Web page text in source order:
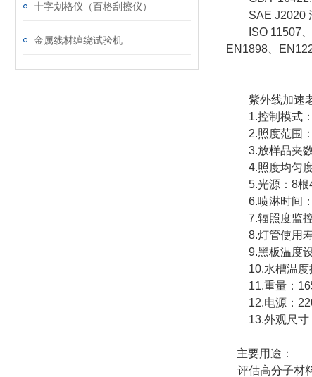
十字划格仪（百格刮擦仪）
金属线材缠绕试验机
SAE J2020 汽
ISO 11507、
EN1898、
紫外线加速老
1.控制模式：
2.照度范围：
3.放样品夹数
4.照度均匀度
5.光源：8根
6.喷淋时间：
7.辐照度监控(
8.灯管使用寿
9.黑板温度设
10.水槽温度
11.重量：
12.电源：
13.外观尺寸
主要用途：
评估高分子材